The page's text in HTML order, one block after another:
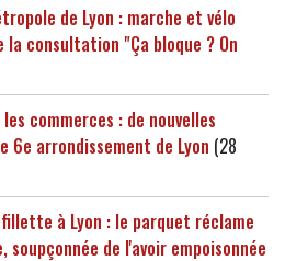
de Lyon : marche et vélo
la consultation "Ça bloque ? On
les commerces : de nouvelles
6e arrondissement de Lyon (28
fillette à Lyon : le parquet réclame
soupçonnée de l'avoir empoisonnée